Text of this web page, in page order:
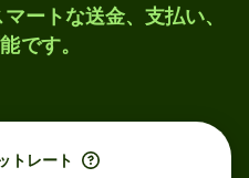
ートな送金、支払い、
です。
トレート